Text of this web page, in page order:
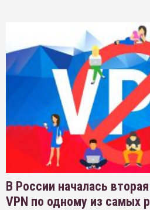
В России началась
VPN по одному из самых